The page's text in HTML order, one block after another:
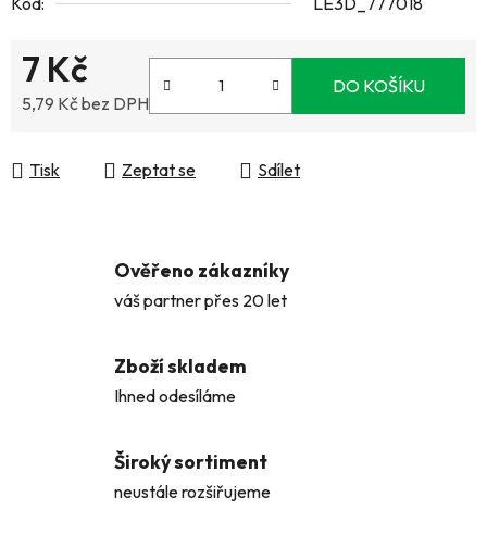
7 Kč
5,79 Kč bez DPH
DO KOŠÍKU
Tisk Zeptat se Sdílet
Ověřeno zákazníky
váš partner přes 20 let
Zboží skladem
Ihned odesíláme
Široký sortiment
neustále rozšiřujeme